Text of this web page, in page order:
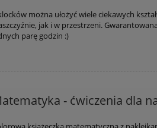
można ułożyć wiele ciekawych
jak i w przestrzeni.
parę godzin :)
- ćwiczenia dla